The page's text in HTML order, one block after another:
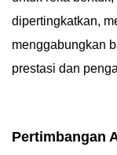
dipertingkatkan,
menggabungkan
prestasi dan
Pertimbangan